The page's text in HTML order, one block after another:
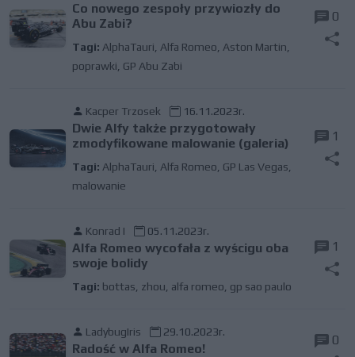
Co nowego zespoły przywiozły do
Abu Zabi?
Tagi: AlphaTauri Alfa Romeo Aston Martin
poprawki GP Abu Zabi
0
Kacper Trzosek 16.11.2023r.
Dwie Alfy także przygotowały
zmodyfikowane malowanie (galeria)
Tagi: AlphaTauri Alfa Romeo GP Las Vegas
malowanie
1
Konrad I 05.11.2023r.
Alfa Romeo wycofała z wyścigu oba
swoje bolidy
Tagi: bottas zhou alfa romeo gp sao paulo
1
LadybugIris 29.10.2023r.
Radość w Alfa Romeo!
0